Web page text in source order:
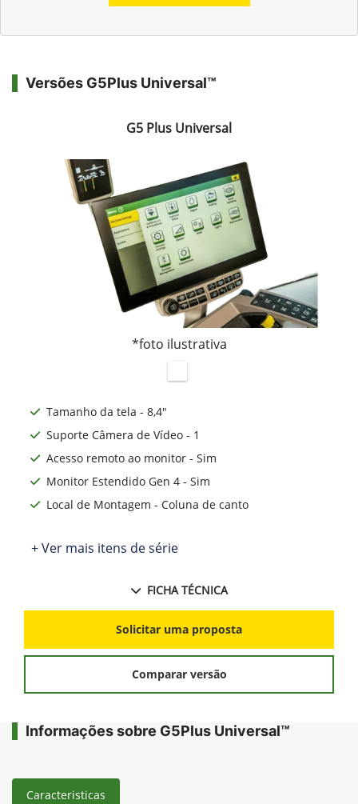
Versões G5Plus Universal™
G5 Plus Universal
*foto ilustrativa
Tamanho da tela - 8,4"
Suporte Câmera de Vídeo - 1
Acesso remoto ao monitor - Sim
Monitor Estendido Gen 4 - Sim
Local de Montagem - Coluna de canto
+ Ver mais itens de série
FICHA TÉCNICA
Solicitar uma proposta
Comparar versão
Informações sobre G5Plus Universal™
Caracteristicas